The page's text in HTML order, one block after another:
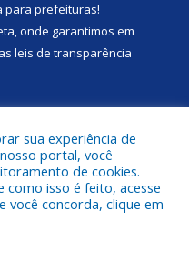
para prefeituras!
onde garantimos em
leis de transparência
Municipal de Anapu.
sua experiência de
portal, você
de cookies.
como isso é feito, acesse
você concorda, clique em